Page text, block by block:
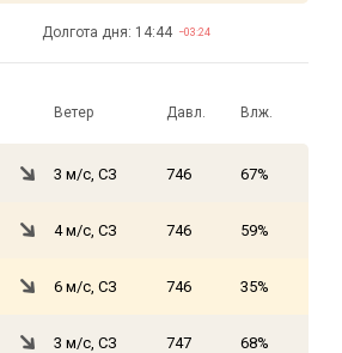
Долгота дня: 14:44 −03:24
Ветер Давл. Влж.
3 м/с, СЗ 746 67%
4 м/с, СЗ 746 59%
6 м/с, СЗ 746 35%
3 м/с, СЗ 747 68%